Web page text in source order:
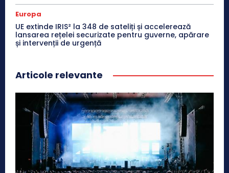
Europa
UE extinde IRIS² la 348 de sateliți și accelerează
lansarea rețelei securizate pentru guverne, apărare
și intervenții de urgență
Articole relevante